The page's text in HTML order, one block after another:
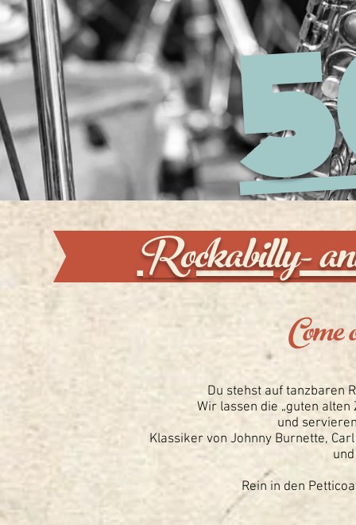
Rockabilly-
Du stehst auf tanzbaren
Wir lassen die „guten
und
Klassiker von Johnny Burnette,
Rein in den